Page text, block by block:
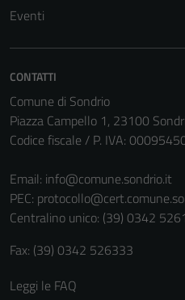
Eventi
CONTATTI
Comune di Sondrio
Piazza Campello 1, 23100
Codice fiscale / P. IVA:
Email: info@comune.sondrio.it
PEC:
Centralino unico: (39) 0342
Fax: (39) 0342 526333
Leggi le FAQ